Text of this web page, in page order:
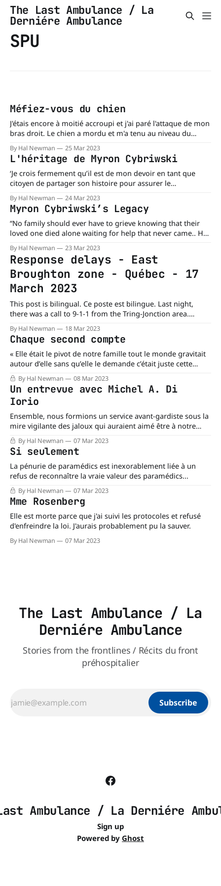
The Last Ambulance / La
Derniére Ambulance
SPU
Méfiez-vous du chien
J'étais encore à moitié accroupi et j'ai paré l'attaque de mon
bras droit. Le chien a mordu et m'a tenu au niveau du
poignet droit... Tout en me redressant, je ressentais une
vive douleur au poignet, comme s'il était pris dans un étau
que l'on continue de serrer.
By Hal Newman 25 Mar 2023
L'héritage de Myron Cybriwski
‘Je crois fermement qu’il est de mon devoir en tant que
citoyen de partager son histoire pour assurer le
changement et de faire tout ce que je peux pour que cela
ne se reproduise plus.’
By Hal Newman 24 Mar 2023
Myron Cybriwski’s Legacy
“No family should ever have to grieve knowing that their
loved one died alone waiting for help that never came.. He
was not well enough to call anyone else for help or to get
to the hospital himself. He was told help was on the way,
and it came too late...
By Hal Newman 23 Mar 2023
Response delays - East
Broughton zone - Québec - 17
March 2023
This post is bilingual. Ce poste est bilingue. Last night,
there was a call to 9-1-1 from the Tring-Jonction area.
Emergency medical dispatchers triaged the patient as a
Priority 3. Priority 3 = Potential risk of clinical deterioration.
The closest available paramedics were assigned to the call.
Up
By Hal Newman 18 Mar 2023
Chaque second compte
« Elle était le pivot de notre famille tout le monde gravitait
autour d’elle sans qu’elle le demande c’était juste cette
façon d’être et de donner à l’autre »
By Hal Newman 08 Mar 2023
Un entrevue avec Michel A. Di
Iorio
Ensemble, nous formions un service avant-gardiste sous la
mire vigilante des jaloux qui auraient aimé être à notre
place, possédant l’équipement de pointe (pour l’époque),
les médicaments, et le Life-Pak 5.
By Hal Newman 07 Mar 2023
Si seulement
La pénurie de paramédics est inexorablement liée à un
refus de reconnaître la vraie valeur des paramédics...
By Hal Newman 07 Mar 2023
Mme Rosenberg
Elle est morte parce que j'ai suivi les protocoles et refusé
d'enfreindre la loi. J'aurais probablement pu la sauver.
By Hal Newman 07 Mar 2023
The Last Ambulance / La
Derniére Ambulance
Stories from the frontlines / Récits du front
préhospitalier
Subscribe
Ambulance / La Derniére
Sign up
Powered by Ghost